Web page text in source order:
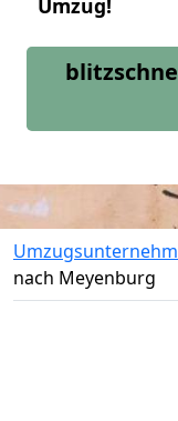
Umzug!
nach Meyenburg